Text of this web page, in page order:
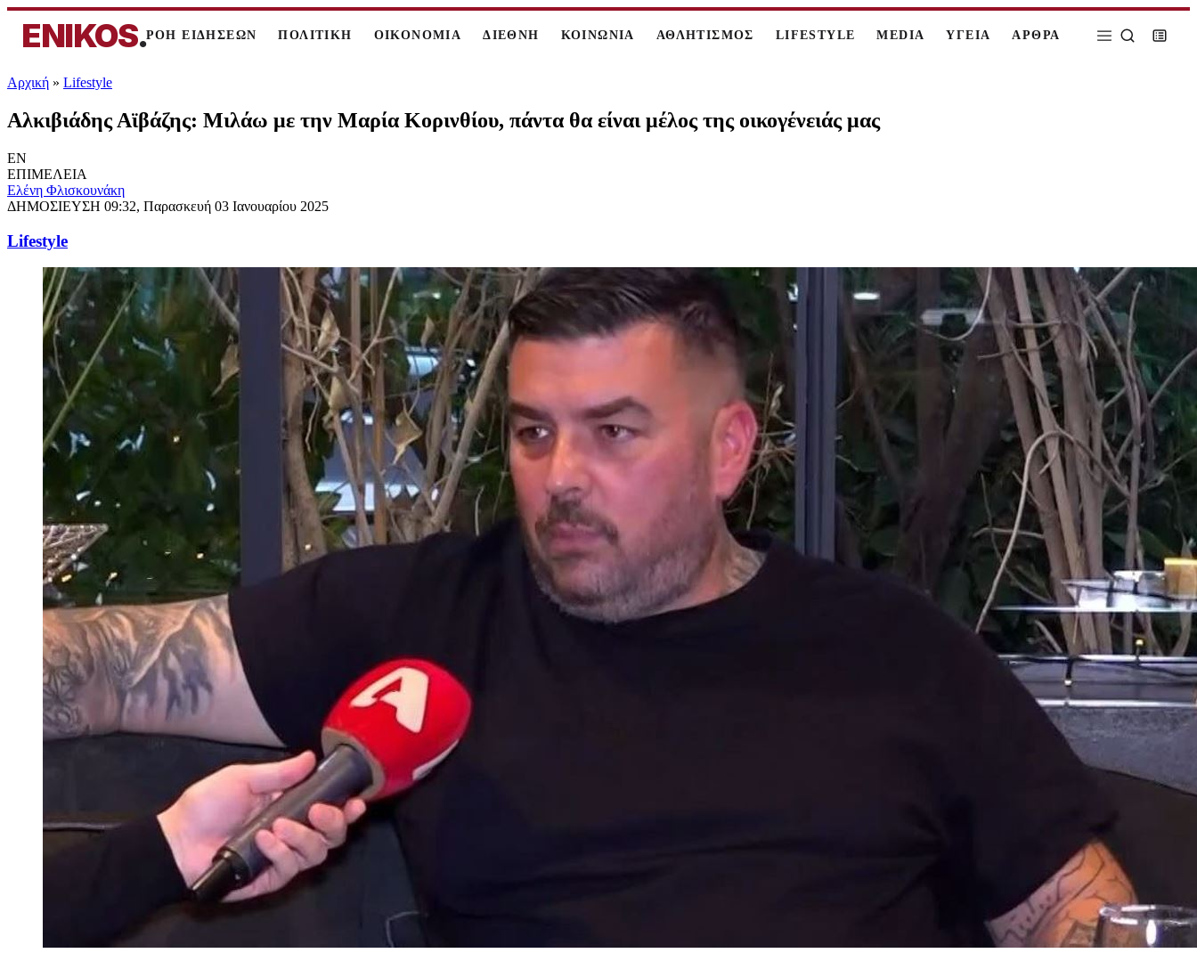
ENIKOS.ΡΟΗ ΕΙΔΗΣΕΩΝ ΠΟΛΙΤΙΚΗ ΟΙΚΟΝΟΜΙΑ ΔΙΕΘΝΗ ΚΟΙΝΩΝΙΑ ΑΘΛΗΤΙΣΜΟΣ LIFESTYLE MEDIA ΥΓΕΙΑ ΑΡΘΡΑ
Αρχική » Lifestyle
Αλκιβιάδης Αϊβάζης: Μιλάω με την Μαρία Κορινθίου, πάντα θα είναι μέλος της οικογένειάς μας
EN
ΕΠΙΜΕΛΕΙΑ
Ελένη Φλισκουνάκη
ΔΗΜΟΣΙΕΥΣΗ 09:32, Παρασκευή 03 Ιανουαρίου 2025
Lifestyle